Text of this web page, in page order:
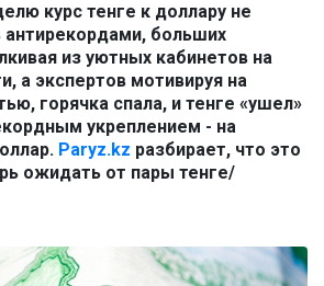
курс тенге к доллару не
антирекордами, больших
из уютных кабинетов на
а экспертов мотивируя на
горячка спала, и тенге «ушел»
укреплением - на
Paryz.kz разбирает, что это
ожидать от пары тенге/